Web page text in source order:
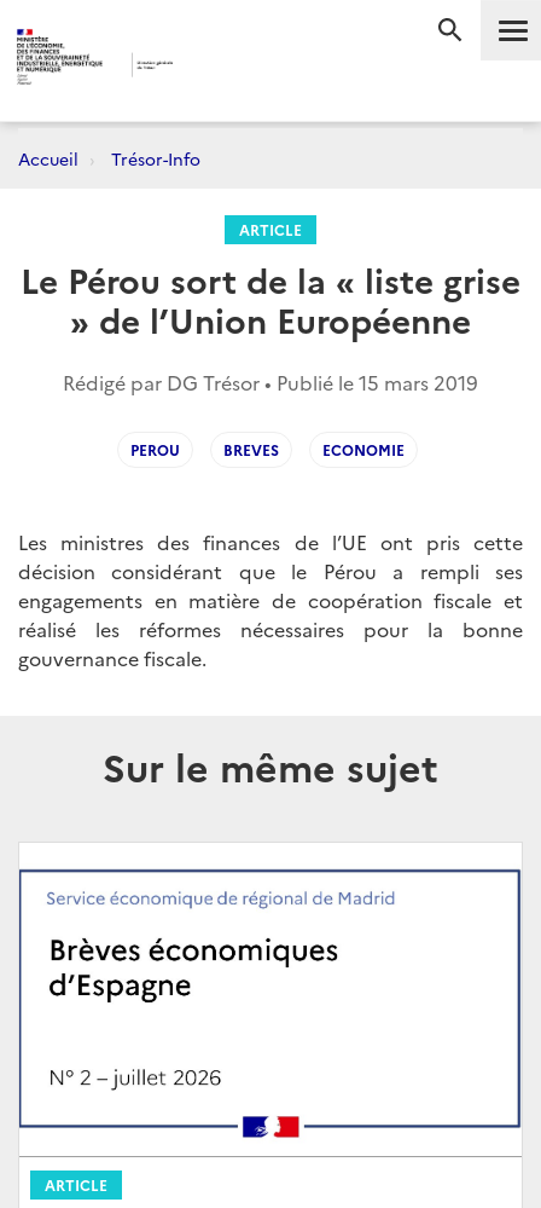
Accueil Trésor-Info
ARTICLE
Le Pérou sort de la « liste grise
» de l’Union Européenne
Rédigé par DG Trésor • Publié le15 mars 2019
PEROU BREVES ECONOMIE
Les ministres des finances de l’UE ont pris cette
décision considérant que le Pérou a rempli ses
engagements en matière de coopération fiscale et
réalisé les réformes nécessaires pour la bonne
gouvernance fiscale.
Sur le même sujet
ARTICLE